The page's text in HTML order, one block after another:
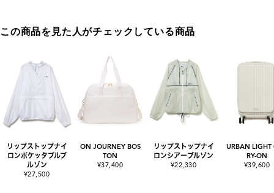
この商品を見た人がチェックしている商品
リップストップナイ
ロンポケッタブルブ
ルゾン
¥27,500
ON JOURNEY BOS
TON
¥37,400
リップストップナイ
ロンシアーブルゾン
¥22,330
URBAN LIGHT
RY-ON
¥39,600